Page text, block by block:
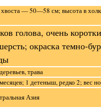
— 50—58 см; высота в
голова, очень
окраска темно-
трава
1 детеныш, редко 2; вес
Азия